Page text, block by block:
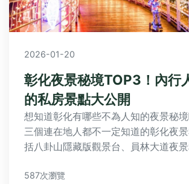
2026-01-20
彰化夜景秘境TOP3！內行
的私房景點大公開
想知道彰化有哪些不為人知的夜景秘
三個連在地人都不一定知道的彰化夜
括八卦山隱藏版觀景台、員林大道夜
用遊玩建議。
587次瀏覽